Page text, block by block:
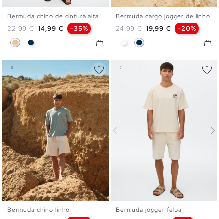
Bermuda chino de cintura alta
Preço normal
22,99 € Preço
14,99 € -35%
BegeAzul Marinho
M L
Bermuda cargo jogger de linho
Preço normal
24,99 € Preço
19,99 € -20%
BrancoAzul Marinho
L XL
Bermuda chino linho
S L XL
Bermuda jogger felpa